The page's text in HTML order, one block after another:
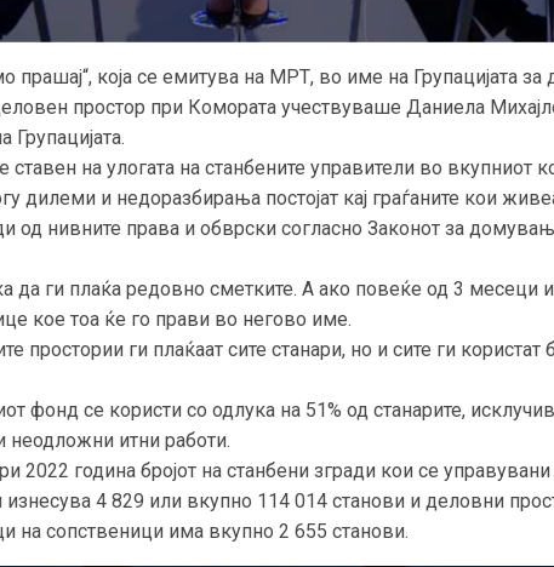
прашај“, која се емитува на МРТ, во име на Групацијата
простор при Комората учествуваше Даниела
Групацијата.
на улогата на станбените управители во вкупниот
дилеми и недоразбирања постојат кај граѓаните кои
од нивните права и обврски согласно Законот за
да ги плаќа редовно сметките. А ако повеќе од 3 месеци
кое тоа ќе го прави во негово име.
простории ги плаќаат сите станари, но и сите ги користат
фонд се користи со одлука на 51% од станарите,
неодложни итни работи.
2022 година бројот на станбени згради кои се управувани
4 829 или вкупно 114 014 станови и деловни
на сопственици има вкупно 2 655 станови.